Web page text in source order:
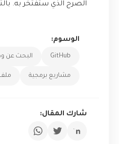
الصرح الذي ستفتخر به.
الوسوم:
GitHub البحث عن
مشاريع برمجية
شارك المقال: